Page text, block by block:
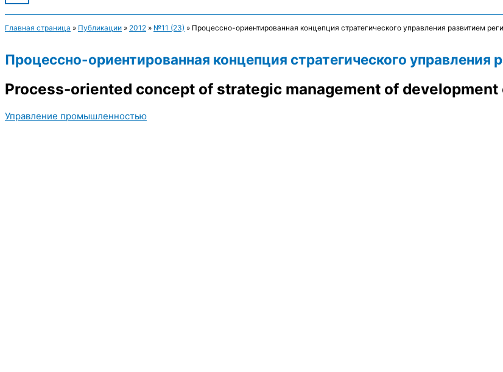
Главная страница » Публикации » 2012 » №11 (23) » Процессно-ориентированная концепция стратегического управления развитием
Процессно-ориентированная концепция стратегического
Process-oriented concept of strategic management of
Управление промышленностью